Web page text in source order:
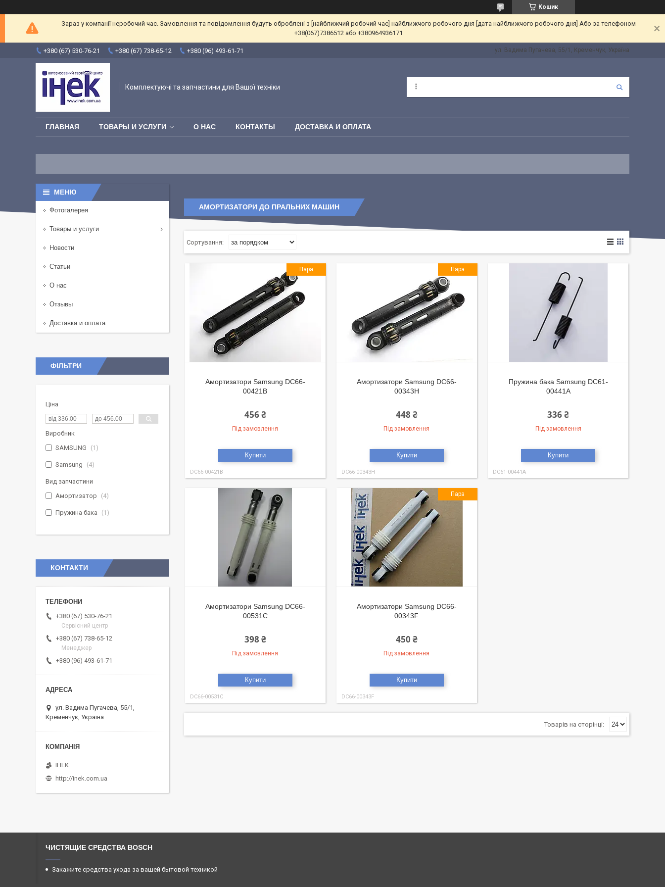
Кошик
Зараз у компанії неробочий час. Замовлення та повідомлення будуть оброблені з [найближчий робочий час] найближчого робочого дня [дата найближчого робочого дня] Або за телефоном
+38(067)7386512 або +380964936171
+380 (67) 530-76-21 +380 (67) 738-65-12 +380 (96) 493-61-71 ул. Вадима Пугачева, 55/1, Кременчук, Україна
Комплектуючі та запчастини для Вашої техніки
ГЛАВНАЯ ТОВАРЫ И УСЛУГИ О НАС КОНТАКТЫ ДОСТАВКА И ОПЛАТА
АМОРТИЗАТОРИ ДО ПРАЛЬНИХ МАШИН
Пара
Амортизатори Samsung DC66-
00421B
456 ₴
Під замовлення
Купити
DC66-00421B
Пара
Амортизатори Samsung DC66-
00343H
448 ₴
Під замовлення
Купити
DC66-00343H
Пружина бака Samsung DC61-
00441A
336 ₴
Під замовлення
Купити
DC61-00441A
Амортизатори Samsung DC66-
00531C
398 ₴
Під замовлення
Купити
DC66-00531C
Пара
Амортизатори Samsung DC66-
00343F
450 ₴
Під замовлення
Купити
DC66-00343F
Фотогалерея
Товары и услуги
Новости
Статьи
О нас
Отзывы
Доставка и оплата
ФІЛЬТРИ
Ціна
Виробник
SAMSUNG
1
Samsung 4
Вид запчастини
Амортизатор
4
Пружина бака 1
КОНТАКТИ
+380 (67) 530-76-21
Сервісний центр
+380 (67) 738-65-12
Менеджер
+380 (96) 493-61-71
ул. Вадима Пугачева, 55/1,
Кременчук, Україна
ІНЕК
http://inek.com.ua
ЧИСТЯЩИЕ СРЕДСТВА BOSCH
Закажите средства ухода за вашей бытовой техникой